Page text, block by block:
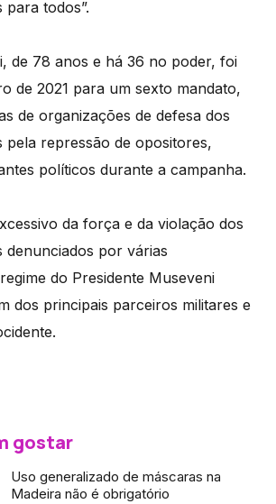
todos”.
de 78 anos e há 36 no poder, foi
de 2021 para um sexto mandato,
de organizações de defesa dos
pela repressão de opositores,
políticos durante a campanha.
da força e da violação dos
denunciados por várias
do Presidente Museveni
dos principais parceiros militares e
gostar
Uso generalizado de máscaras na
Madeira não é obrigatório